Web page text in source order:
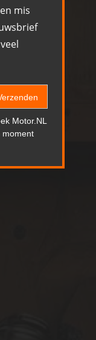
mis
Motor.NL
moment